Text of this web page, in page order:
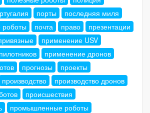
порты
последняя миля
роботы
почта право
презентации
применение USV
применение дронов
прогнозы
проекты
производство
производство дронов
происшествия
промышленные роботы